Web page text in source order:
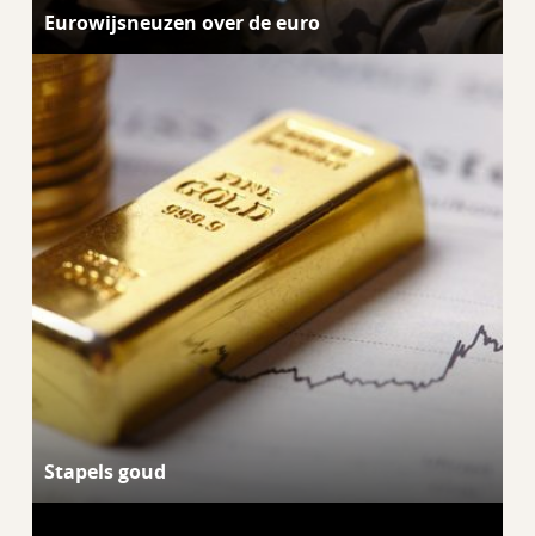
Eurowijsneuzen over de euro
Stapels goud